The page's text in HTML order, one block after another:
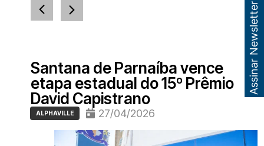
Santana de Parnaíba vence
etapa estadual do 15º Prêmio
David Capistrano
ALPHAVILLE 27/04/2026
Assinar Newsletter